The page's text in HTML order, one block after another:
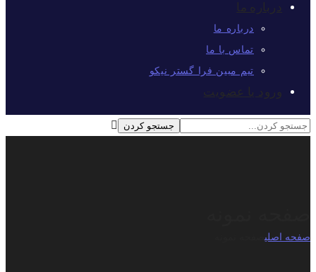
درباره ما
درباره ما
تماس با ما
تیم مبین فرا گستر نیکو
ورود یا عضویت
اصلیصفحه نمونه